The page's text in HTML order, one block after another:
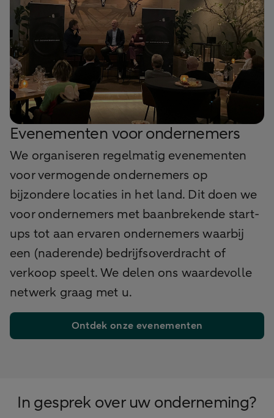
Evenementen voor ondernemers
We organiseren regelmatig evenementen
voor vermogende ondernemers op
bijzondere locaties in het land. Dit doen we
voor ondernemers met baanbrekende start-
ups tot aan ervaren ondernemers waarbij
een (naderende) bedrijfsoverdracht of
verkoop speelt.We delen ons waardevolle
netwerk graag met u.
Ontdek onze evenementen
In gesprek over uw onderneming?